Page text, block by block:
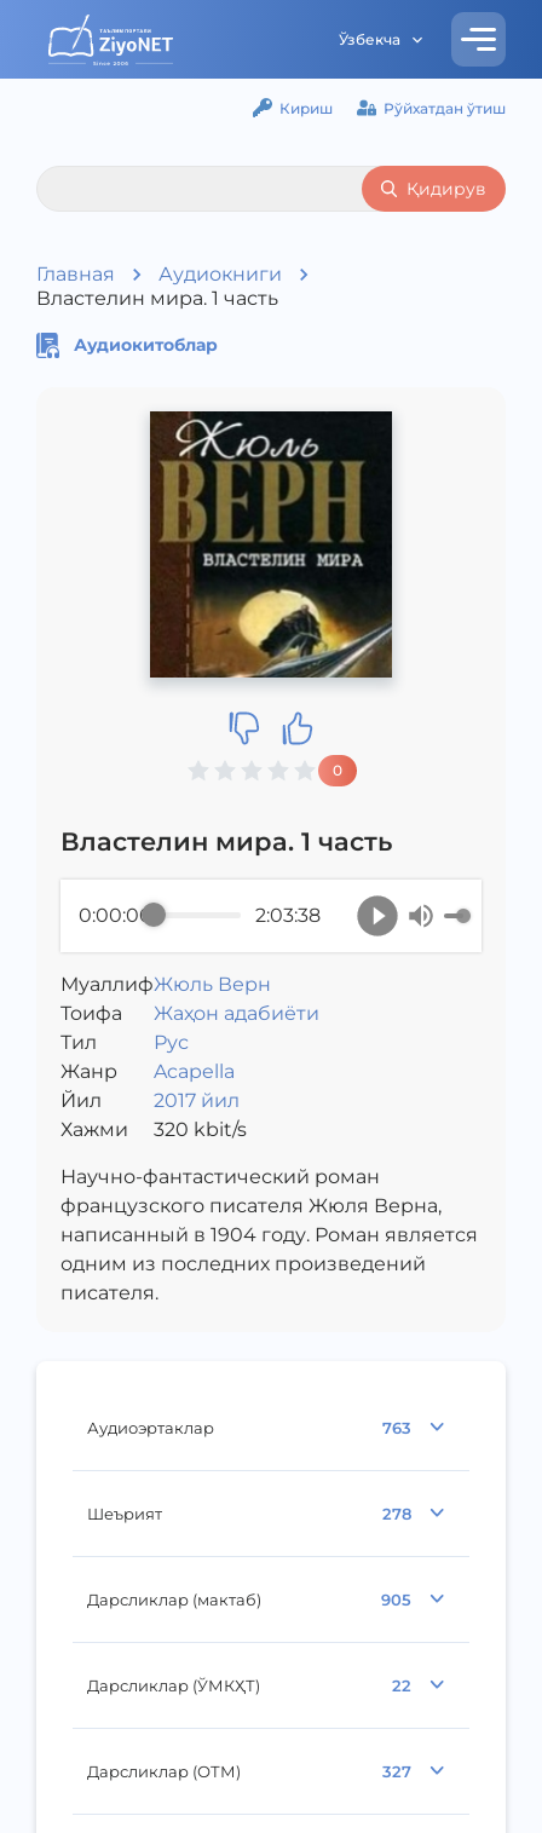
Ўзбекча
Кириш Рўйхатдан ўтиш
Қидирув
Главная
Аудиокниги
Властелин мира. 1 часть
Аудиоэртаклар 763
Шеърият 278
Дарсликлар (мактаб) 905
Дарсликлар (ЎМКҲТ) 22
Дарсликлар (ОТМ) 327
Аудиокитоблар
0
Властелин мира. 1 часть
0:00:00 2:03:38
МуаллифЖюль Верн
Toифа
Жаҳон адабиёти
Тил
Рус
Жанр
Acapella
Йил
2017 йил
Хажми
320 kbit/s
Научно-фантастический роман
французского писателя Жюля Верна,
написанный в 1904 году. Роман является
одним из последних произведений
писателя.